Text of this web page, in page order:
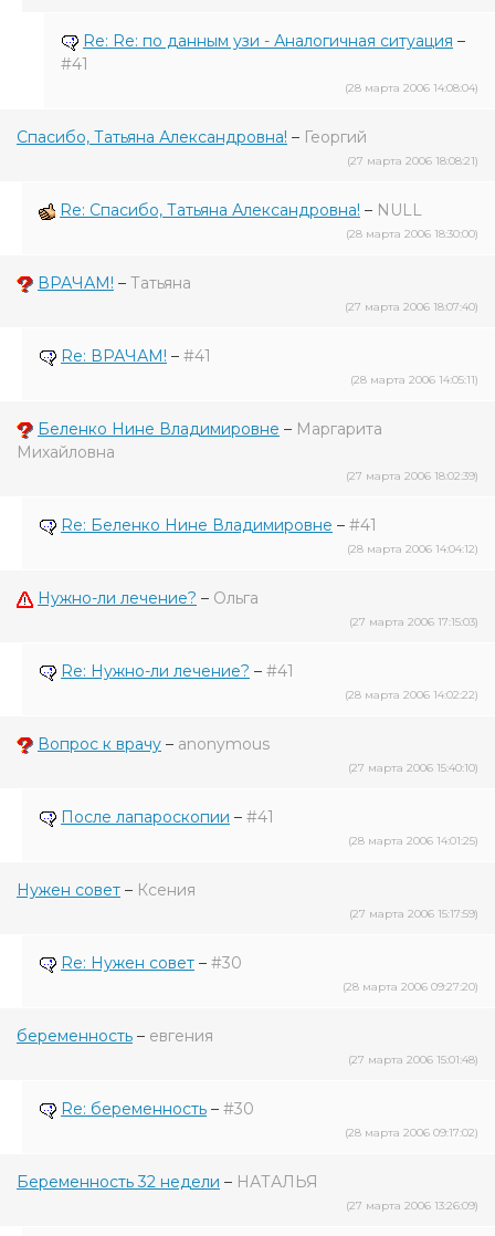
Re: Re: по данным узи - Аналогичная ситуация –
#41
(28 марта 2006 14:08:04)
Спасибо, Татьяна Александровна! – Георгий
(27 марта 2006 18:08:21)
Re: Спасибо, Татьяна Александровна! – NULL
(28 марта 2006 18:30:00)
ВРАЧАМ! – Татьяна
(27 марта 2006 18:07:40)
Re: ВРАЧАМ! – #41
(28 марта 2006 14:05:11)
Беленко Нине Владимировне – Маргарита
Михайловна
(27 марта 2006 18:02:39)
Re: Беленко Нине Владимировне – #41
(28 марта 2006 14:04:12)
Нужно-ли лечение? – Ольга
(27 марта 2006 17:15:03)
Re: Нужно-ли лечение? – #41
(28 марта 2006 14:02:22)
Вопрос к врачу – anonymous
(27 марта 2006 15:40:10)
После лапароскопии – #41
(28 марта 2006 14:01:25)
Нужен совет – Ксения
(27 марта 2006 15:17:59)
Re: Нужен совет – #30
(28 марта 2006 09:27:20)
беременность – евгения
(27 марта 2006 15:01:48)
Re: беременность – #30
(28 марта 2006 09:17:02)
Беременность 32 недели – НАТАЛЬЯ
(27 марта 2006 13:26:09)